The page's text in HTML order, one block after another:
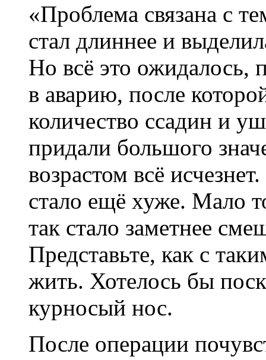
«Проблема связана с
стал длиннее и
Но всё это ожидалось,
в аварию, после
количество ссадин и
придали большого
возрастом всё
стало ещё хуже. Мало
так стало заметнее
Представьте, как с
жить. Хотелось бы
курносый нос.
После операции